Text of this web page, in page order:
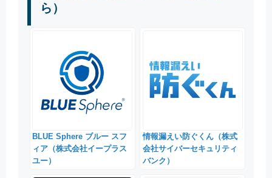
ら）
BLUE Sphere ブルー スフ
ィア（株式会社イープラス
ユー）
情報漏えい防ぐくん（株式
会社サイバーセキュリティ
バンク）